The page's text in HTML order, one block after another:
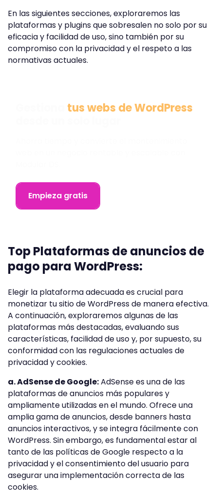
En las siguientes secciones, exploraremos las
plataformas y plugins que sobresalen no solo por su
eficacia y facilidad de uso, sino también por su
compromiso con la privacidad y el respeto a las
normativas actuales.
tus webs de WordPress
Empieza gratis
Top Plataformas de anuncios de
pago para WordPress:
Elegir la plataforma adecuada es crucial para
monetizar tu sitio de WordPress de manera efectiva.
A continuación, exploraremos algunas de las
plataformas más destacadas, evaluando sus
características, facilidad de uso y, por supuesto, su
conformidad con las regulaciones actuales de
privacidad y cookies.
a. AdSense de Google:AdSense es una de las
plataformas de anuncios más populares y
ampliamente utilizadas en el mundo. Ofrece una
amplia gama de anuncios, desde banners hasta
anuncios interactivos, y se integra fácilmente con
WordPress. Sin embargo, es fundamental estar al
tanto de las políticas de Google respecto a la
privacidad y el consentimiento del usuario para
asegurar una implementación correcta de las
cookies.